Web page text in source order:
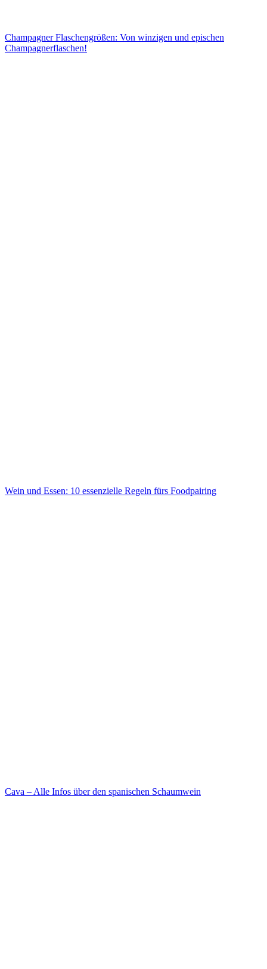
Champagner Flaschengrößen: Von winzigen und epischen
Champagnerflaschen!
Wein und Essen: 10 essenzielle Regeln fürs Foodpairing
Cava – Alle Infos über den spanischen Schaumwein